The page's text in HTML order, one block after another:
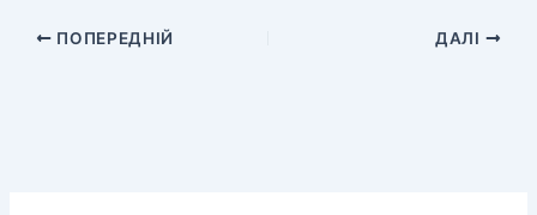
ПОПЕРЕДНІЙ ДАЛІ